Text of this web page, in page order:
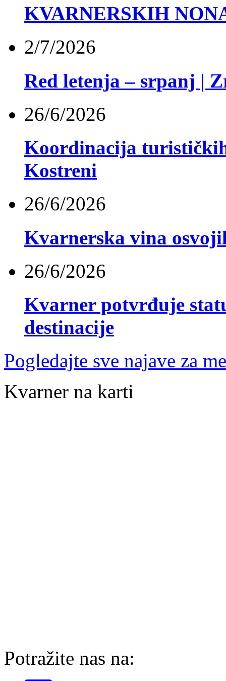
KVARNERSKIH
2/7/2026
Red letenja – srpanj |
26/6/2026
Koordinacija
Kostreni
26/6/2026
Kvarnerska vina
26/6/2026
Kvarner potvrđuje
destinacije
Pogledajte sve najave za
Kvarner na karti
Potražite nas na: